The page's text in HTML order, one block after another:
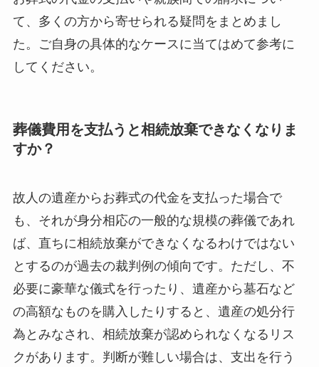
て、多くの方から寄せられる疑問をまとめまし
た。ご自身の具体的なケースに当てはめて参考に
してください。
葬儀費用を支払うと相続放棄できなくなりま
すか？
故人の遺産からお葬式の代金を支払った場合で
も、それが身分相応の一般的な規模の葬儀であれ
ば、直ちに相続放棄ができなくなるわけではない
とするのが過去の裁判例の傾向です。ただし、不
必要に豪華な儀式を行ったり、遺産から墓石など
の高額なものを購入したりすると、遺産の処分行
為とみなされ、相続放棄が認められなくなるリス
クがあります。判断が難しい場合は、支出を行う